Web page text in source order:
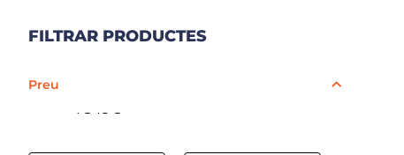
FILTRAR PRODUCTES
Preu
1€ 49€